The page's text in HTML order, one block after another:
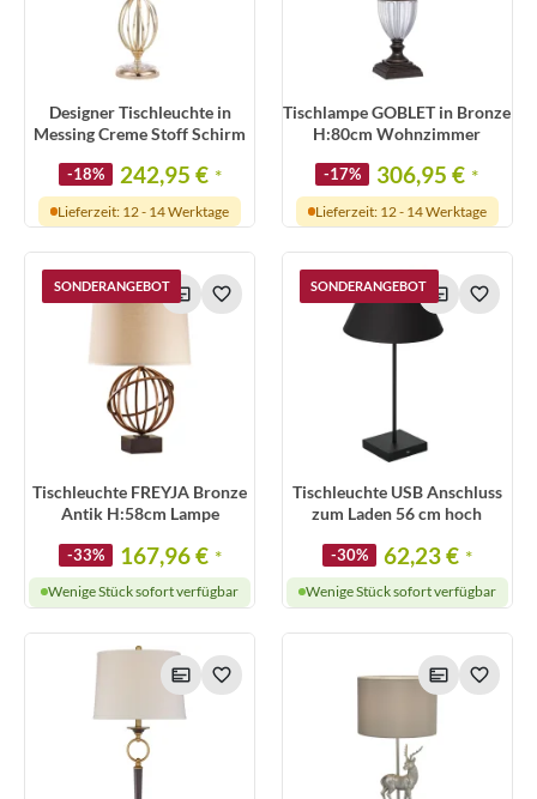
Designer Tischleuchte in
Messing Creme Stoff Schirm
-18% 242,95 € *
Lieferzeit: 12 - 14 Werktage
Tischlampe GOBLET in Bronze
H:80cm Wohnzimmer
-17% 306,95 € *
Lieferzeit: 12 - 14 Werktage
SONDERANGEBOT
Tischleuchte FREYJA Bronze
Antik H:58cm Lampe
-33% 167,96 € *
Wenige Stück sofort verfügbar
SONDERANGEBOT
Tischleuchte USB Anschluss
zum Laden 56 cm hoch
-30% 62,23 € *
Wenige Stück sofort verfügbar